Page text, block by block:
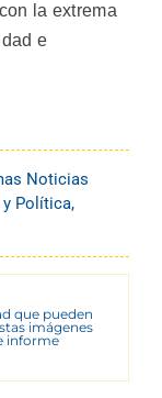
la extrema
e
Noticias
y Política,
que pueden
imágenes
informe